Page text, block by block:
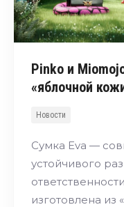
Pinko и
«яблочной
Новости
Сумка Eva —
устойчивого
изготовлена из